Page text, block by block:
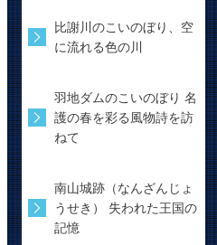
比謝川のこいのぼり、空
に流れる色の川
羽地ダムのこいのぼり 名
護の春を彩る風物詩を訪
ねて
南山城跡（なんざんじょ
うせき） 失われた王国の
記憶